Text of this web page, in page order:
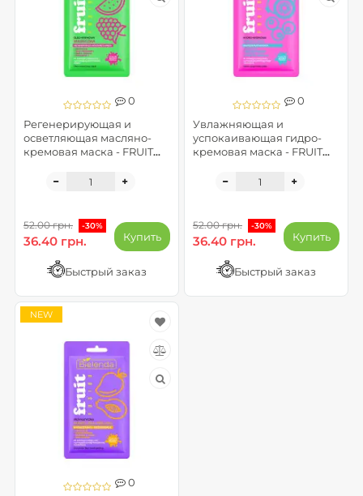
0
Регенерирующая и
осветляющая масляно-
кремовая маска - FRUIT
52.00 грн. -30%
36.40 грн. Купить
Быстрый заказ
0
Увлажняющая и
успокаивающая гидро-
кремовая маска - FRUIT
52.00 грн. -30%
36.40 грн. Купить
Быстрый заказ
0
NEW